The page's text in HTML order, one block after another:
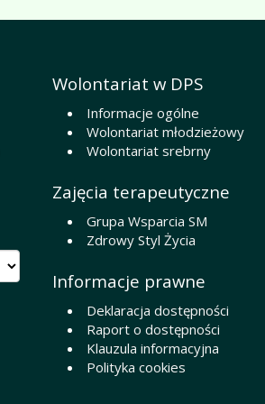
Wolontariat w DPS
Informacje ogólne
Wolontariat młodzieżowy
Wolontariat srebrny
Zajęcia terapeutyczne
Grupa Wsparcia SM
Zdrowy Styl Życia
Informacje prawne
Deklaracja dostępności
Raport o dostępności
Klauzula informacyjna
Polityka cookies